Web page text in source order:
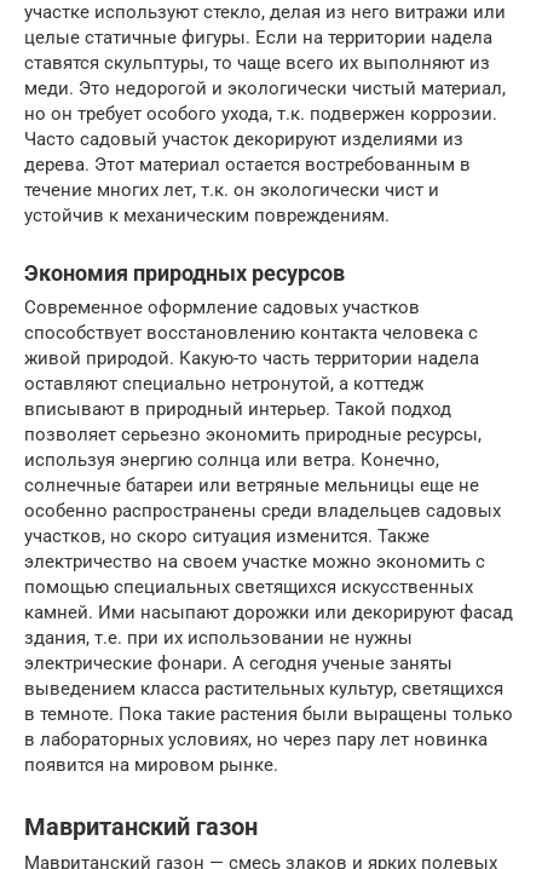
участке используют стекло, делая из него витражи или
целые статичные фигуры. Если на территории надела
ставятся скульптуры, то чаще всего их выполняют из
меди. Это недорогой и экологически чистый материал,
но он требует особого ухода, т.к. подвержен коррозии.
Часто садовый участок декорируют изделиями из
дерева. Этот материал остается востребованным в
течение многих лет, т.к. он экологически чист и
устойчив к механическим повреждениям.
Экономия природных ресурсов
Современное оформление садовых участков
способствует восстановлению контакта человека с
живой природой. Какую-то часть территории надела
оставляют специально нетронутой, а коттедж
вписывают в природный интерьер. Такой подход
позволяет серьезно экономить природные ресурсы,
используя энергию солнца или ветра. Конечно,
солнечные батареи или ветряные мельницы еще не
особенно распространены среди владельцев садовых
участков, но скоро ситуация изменится. Также
электричество на своем участке можно экономить с
помощью специальных светящихся искусственных
камней. Ими насыпают дорожки или декорируют фасад
здания, т.е. при их использовании не нужны
электрические фонари. А сегодня ученые заняты
выведением класса растительных культур, светящихся
в темноте. Пока такие растения были выращены только
в лабораторных условиях, но через пару лет новинка
появится на мировом рынке.
Мавританский газон
Мавританский газон — смесь злаков и ярких полевых